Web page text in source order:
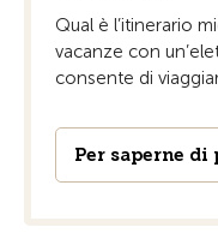
Qual è l’itinerario
vacanze con
consente di
Per saperne di